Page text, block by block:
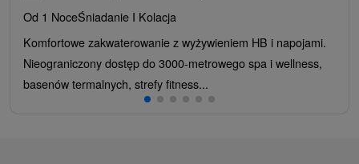
Od 1 NoceŚniadanie I Kolacja
Komfortowe zakwaterowanie z wyżywieniem HB i napojami.
Nieograniczony dostęp do 3000-metrowego spa i wellness,
basenów termalnych, strefy fitness...